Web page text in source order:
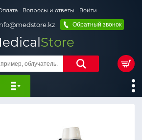
Вопросы и ответы Войти
Обратный звонок
Store